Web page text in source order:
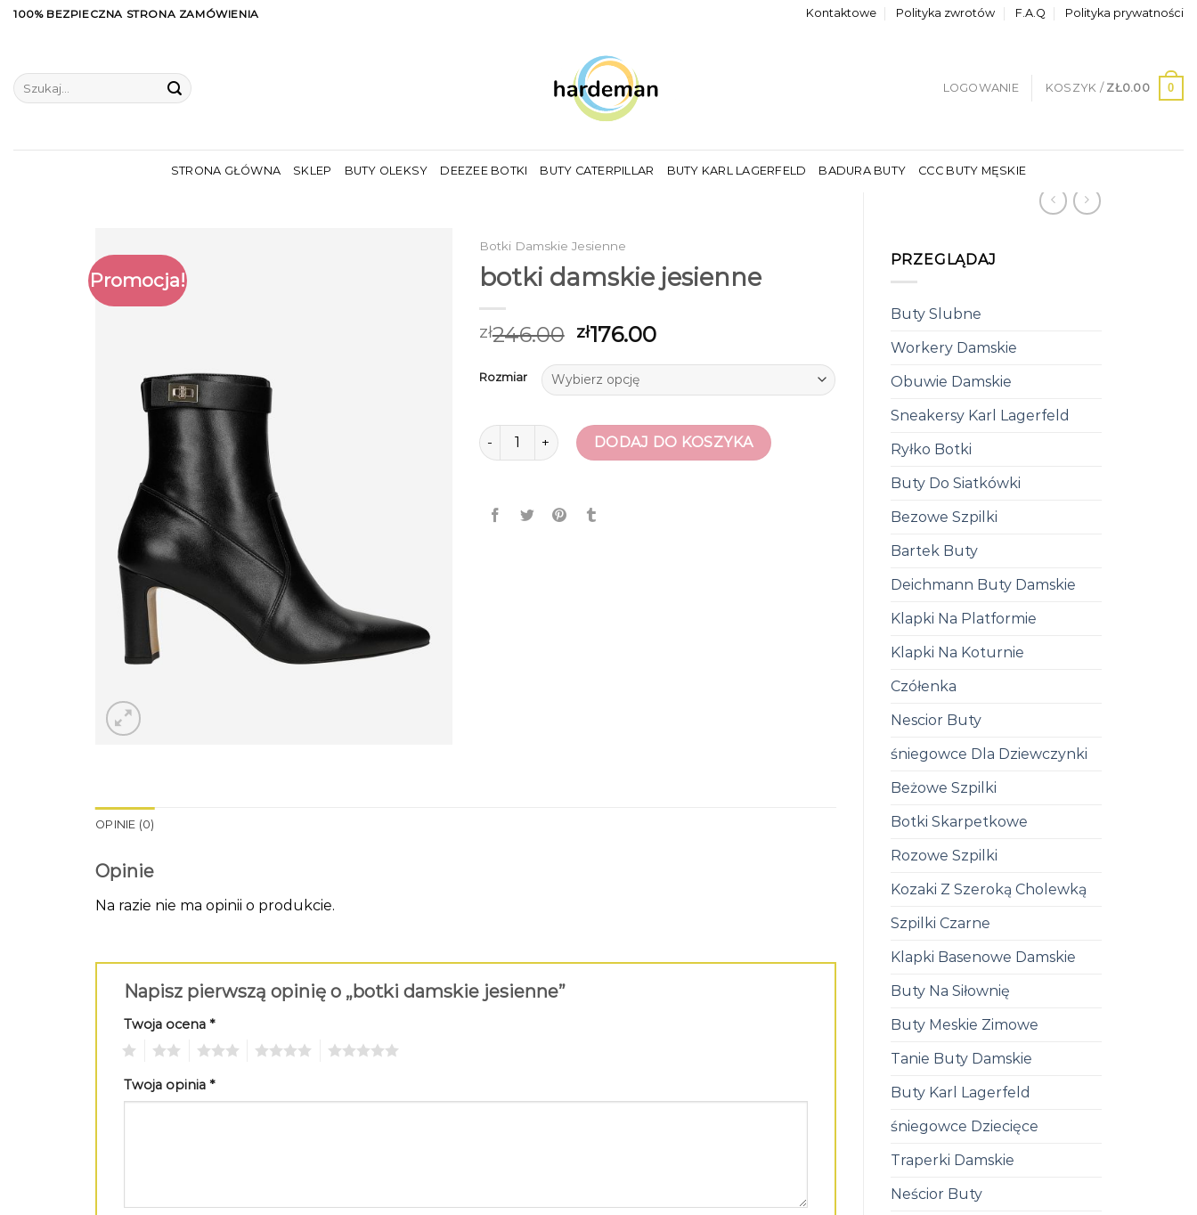
Skip100% BEZPIECZNA STRONA ZAMÓWIENIA Kontaktowe Polityka zwrotów F.A.Q Polityka prywatności
Szukaj:
LOGOWANIE KOSZYK / ZŁ0.00 0
STRONA GŁÓWNA SKLEP BUTY OLEKSY DEEZEE BOTKI BUTY CATERPILLAR BUTY KARL LAGERFELD BADURA BUTY CCC BUTY MĘSKIE
PRZEGLĄDAJ
Buty Slubne
Workery Damskie
Obuwie Damskie
Sneakersy Karl Lagerfeld
Ryłko Botki
Buty Do Siatkówki
Bezowe Szpilki
Bartek Buty
Deichmann Buty Damskie
Klapki Na Platformie
Klapki Na Koturnie
Czółenka
Nescior Buty
śniegowce Dla Dziewczynki
Beżowe Szpilki
Botki Skarpetkowe
Rozowe Szpilki
Kozaki Z Szeroką Cholewką
Szpilki Czarne
Klapki Basenowe Damskie
Buty Na Siłownię
Buty Meskie Zimowe
Tanie Buty Damskie
Buty Karl Lagerfeld
śniegowce Dziecięce
Traperki Damskie
Neścior Buty
Promocja!
Botki Damskie Jesienne
botki damskie jesienne
zł246.00 zł176.00
Rozmiar
ilość botki damskie jesienneDODAJ DO KOSZYKA
OPINIE (0)
Opinie
Na razie nie ma opinii o produkcie.
Napisz pierwszą opinię o „botki damskie jesienne”
Twoja ocena *
Twoja opinia *